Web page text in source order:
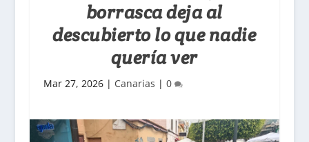
borrasca deja al
descubierto lo que nadie
quería ver
Mar 27, 2026| Canarias | 0